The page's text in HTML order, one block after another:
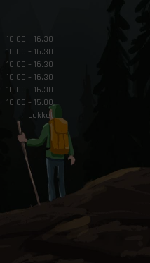
10.00 – 16.30
10.00 – 16.30
10.00 – 16.30
10.00 – 16.30
10.00 – 16.30
10.00 – 15.00
Lukket